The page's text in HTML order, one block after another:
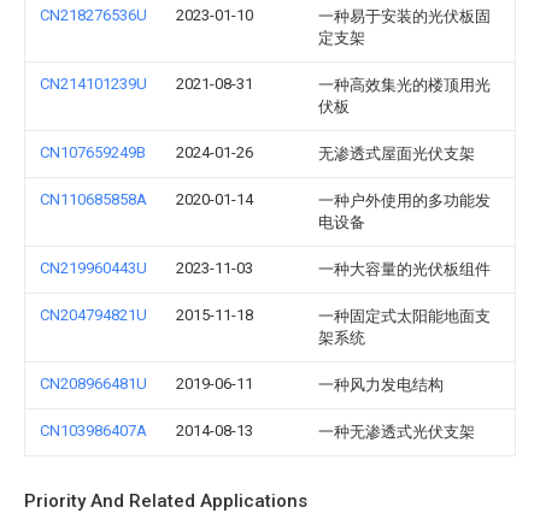
CN218276536U 2023-01-10
一种易于安装的光伏板固
定支架
CN214101239U 2021-08-31
一种高效集光的楼顶用光
伏板
CN107659249B 2024-01-26 无渗透式屋面光伏支架
CN110685858A 2020-01-14
一种户外使用的多功能发
电设备
CN219960443U 2023-11-03 一种大容量的光伏板组件
CN204794821U 2015-11-18
一种固定式太阳能地面支
架系统
CN208966481U 2019-06-11 一种风力发电结构
CN103986407A 2014-08-13 一种无渗透式光伏支架
Priority And Related Applications